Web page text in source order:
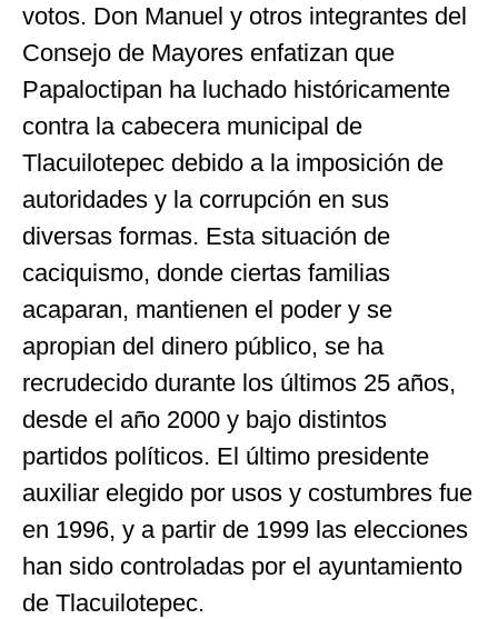
votos. Don Manuel y otros integrantes del
Consejo de Mayores enfatizan que
Papaloctipan ha luchado históricamente
contra la cabecera municipal de
Tlacuilotepec debido a la imposición de
autoridades y la corrupción en sus
diversas formas. Esta situación de
caciquismo, donde ciertas familias
acaparan, mantienen el poder y se
apropian del dinero público, se ha
recrudecido durante los últimos 25 años,
desde el año 2000 y bajo distintos
partidos políticos. El último presidente
auxiliar elegido por usos y costumbres fue
en 1996, y a partir de 1999 las elecciones
han sido controladas por el ayuntamiento
de Tlacuilotepec.